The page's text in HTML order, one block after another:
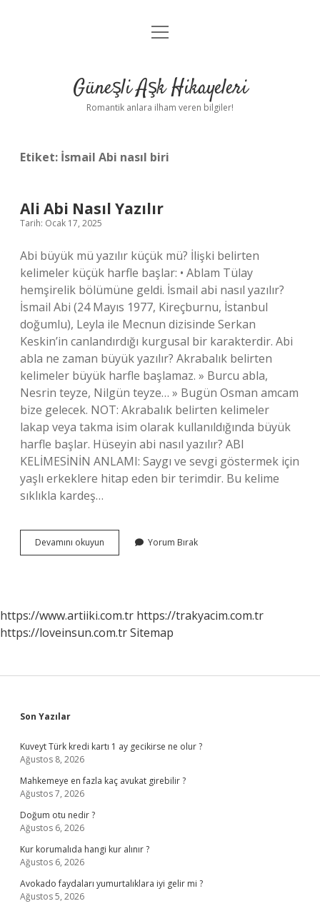
Anasayfa
Yasal Uyarı
menüyü
Güneşli Aşk Hikayeleri
Romantik anlara ilham veren bilgiler!
Etiket: İsmail Abi nasıl biri
Ali Abi Nasıl Yazılır
Tarih: Ocak 17, 2025
Abi büyük mü yazılır küçük mü? İlişki belirten
kelimeler küçük harfle başlar: • Ablam Tülay
hemşirelik bölümüne geldi. İsmail abi nasıl yazılır?
İsmail Abi (24 Mayıs 1977, Kireçburnu, İstanbul
doğumlu), Leyla ile Mecnun dizisinde Serkan
Keskin’in canlandırdığı kurgusal bir karakterdir. Abi
abla ne zaman büyük yazılır? Akrabalık belirten
kelimeler büyük harfle başlamaz. » Burcu abla,
Nesrin teyze, Nilgün teyze… » Bugün Osman amcam
bize gelecek. NOT: Akrabalık belirten kelimeler
lakap veya takma isim olarak kullanıldığında büyük
harfle başlar. Hüseyin abi nasıl yazılır? ABI
KELİMESİNİN ANLAMI: Saygı ve sevgi göstermek için
yaşlı erkeklere hitap eden bir terimdir. Bu kelime
sıklıkla kardeş…
Devamını okuyun
Abi
Yorum Bırak
https://www.artiiki.com.tr https://trakyacim.com.tr
https://loveinsun.com.trSitemap
Sidebar
Son Yazılar
Kuveyt Türk kredi kartı 1 ay gecikirse ne olur ?
Ağustos 8, 2026
Mahkemeye en fazla kaç avukat girebilir ?
Ağustos 7, 2026
Doğum otu nedir ?
Ağustos 6, 2026
Kur korumalıda hangi kur alınır ?
Ağustos 6, 2026
Avokado faydaları yumurtalıklara iyi gelir mi ?
Ağustos 5, 2026